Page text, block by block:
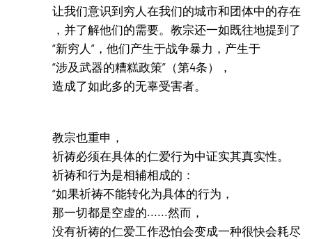
让我们意识到穷人在我们的城市和团体中的存在
，并了解他们的需要。教宗还一如既往地提到了
“新穷人”，他们产生于战争暴力，产生于
“涉及武器的糟糕政策”（第4条），
造成了如此多的无辜受害者。
教宗也重申，
祈祷必须在具体的仁爱行为中证实其真实性。
祈祷和行为是相辅相成的：
“如果祈祷不能转化为具体的行为，
那一切都是空虚的......然而，
没有祈祷的仁爱工作恐怕会变成一种很快会耗尽